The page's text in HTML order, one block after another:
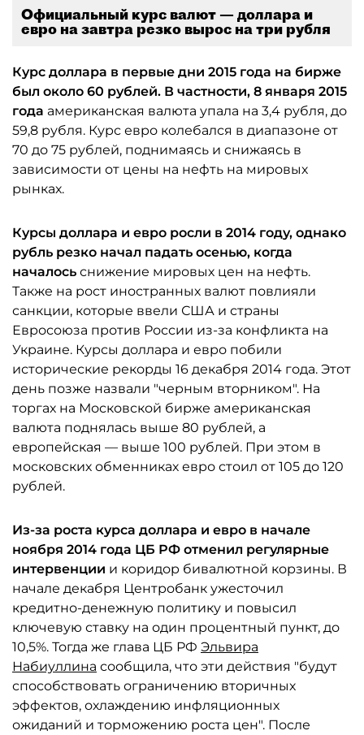
Официальный курс валют — доллара и
евро на завтра резко вырос на три рубля
Курс доллара в первые дни 2015 года на бирже
был около 60 рублей. В частности, 8 января 2015
года американская валюта упала на 3,4 рубля, до
59,8 рубля. Курс евро колебался в диапазоне от
70 до 75 рублей, поднимаясь и снижаясь в
зависимости от цены на нефть на мировых
рынках.
Курсы доллара и евро росли в 2014 году, однако
рубль резко начал падать осенью, когда
началось снижение мировых цен на нефть.
Также на рост иностранных валют повлияли
санкции, которые ввели США и страны
Евросоюза против России из-за конфликта на
Украине. Курсы доллара и евро побили
исторические рекорды 16 декабря 2014 года. Этот
день позже назвали "черным вторником". На
торгах на Московской бирже американская
валюта поднялась выше 80 рублей, а
европейская — выше 100 рублей. При этом в
московских обменниках евро стоил от 105 до 120
рублей.
Из-за роста курса доллара и евро в начале
ноября 2014 года ЦБ РФ отменил регулярные
интервенции и коридор бивалютной корзины. В
начале декабря Центробанк ужесточил
кредитно-денежную политику и повысил
ключевую ставку на один процентный пункт, до
10,5%. Тогда же глава ЦБ РФ Эльвира
Набиуллина сообщила, что эти действия "будут
способствовать ограничению вторичных
эффектов, охлаждению инфляционных
ожиданий и торможению роста цен". После